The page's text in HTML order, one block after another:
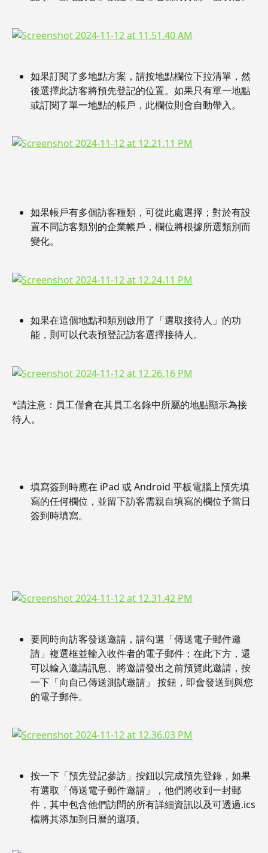
如果訂閱了多地點方案，請按地點欄位下拉清單，然
後選擇此訪客將預先登記的位置。如果只有單一地點
或訂閱了單一地點的帳戶，此欄位則會自動帶入。
如果帳戶有多個訪客種類，可從此處選擇；對於有設
置不同訪客類別的企業帳戶，欄位將根據所選類別而
變化。
如果在這個地點和類別啟用了「選取接待人」的功
能，則可以代表預登記訪客選擇接待人。
*請注意：員工僅會在其員工名錄中所屬的地點顯示為接
待人。
填寫簽到時應在 iPad 或 Android 平板電腦上預先填
寫的任何欄位，並留下訪客需親自填寫的欄位予當日
簽到時填寫。
要同時向訪客發送邀請，請勾選「傳送電子郵件邀
請」複選框並輸入收件者的電子郵件；在此下方，還
可以輸入邀請訊息、將邀請發出之前預覽此邀請，按
一下「向自己傳送測試邀請」 按鈕，即會發送到與您
的電子郵件。
按一下「預先登記參訪」按鈕以完成預先登錄，如果
有選取「傳送電子郵件邀請」，他們將收到一封郵
件，其中包含他們訪問的所有詳細資訊以及可透過.ics
檔將其添加到日曆的選項。